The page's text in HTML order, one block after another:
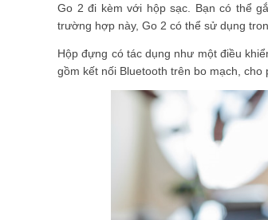
Go 2 đi kèm với hộp sạc. Bạn có thể
trường hợp này, Go 2 có thể sử dụng
Hộp đựng có tác dụng như một điều
gồm kết nối Bluetooth trên bo mạch,